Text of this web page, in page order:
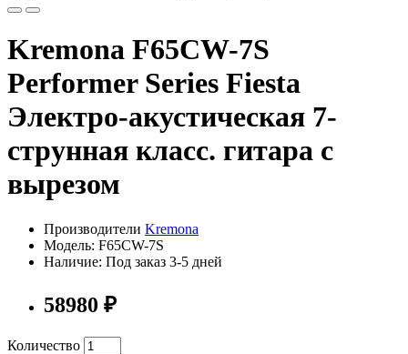
Kremona F65CW-7S
Performer Series Fiesta
Электро-акустическая 7-
струнная класс. гитара с
вырезом
Производители Kremona
Модель: F65CW-7S
Наличие: Под заказ 3-5 дней
58980 ₽
Количество